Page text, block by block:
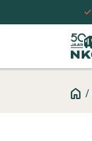
Spring naar de inhoud
check
home /